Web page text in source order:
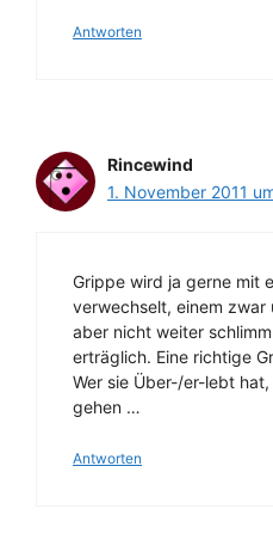
Antworten
Rincewind
1. November 2011
Grippe wird ja gerne mit
verwechselt, einem zwar
aber nicht weiter
erträglich. Eine richtige
Wer sie Über-/er-lebt
gehen …
Antworten